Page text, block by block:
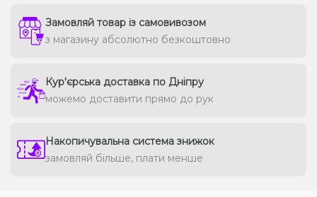
Замовляй товар із самовивозом
з магазину абсолютно безкоштовно
Кур'єрська доставка по Дніпру
можемо доставити прямо до рук
Накопичувальна система знижок
замовляй більше, плати менше